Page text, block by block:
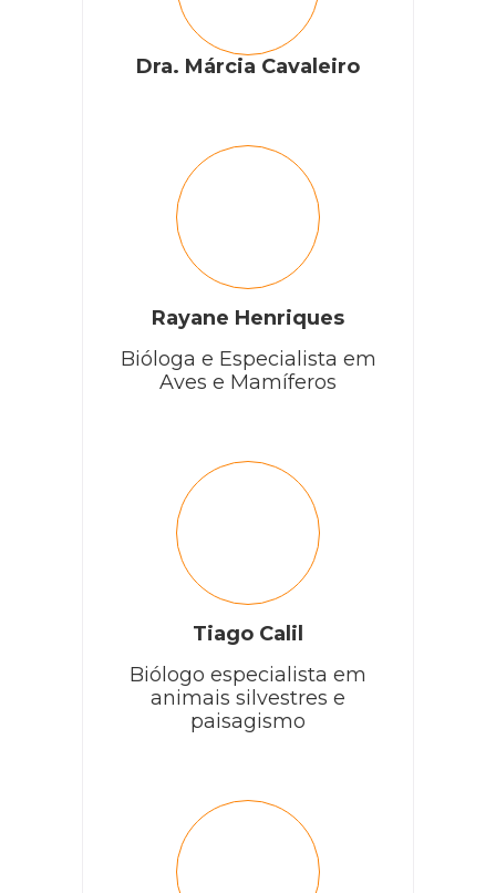
Dra. Márcia Cavaleiro
Rayane Henriques
Bióloga e Especialista em
Aves e Mamíferos
Tiago Calil
Biólogo especialista em
animais silvestres e
paisagismo